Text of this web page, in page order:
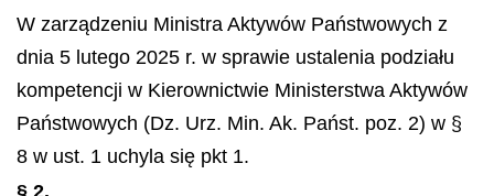
W zarządzeniu Ministra Aktywów Państwowych z
dnia 5 lutego 2025 r. w sprawie ustalenia podziału
kompetencji w Kierownictwie Ministerstwa Aktywów
Państwowych (Dz. Urz. Min. Ak. Państ. poz. 2) w §
8 w ust. 1 uchyla się pkt 1.
§ 2.